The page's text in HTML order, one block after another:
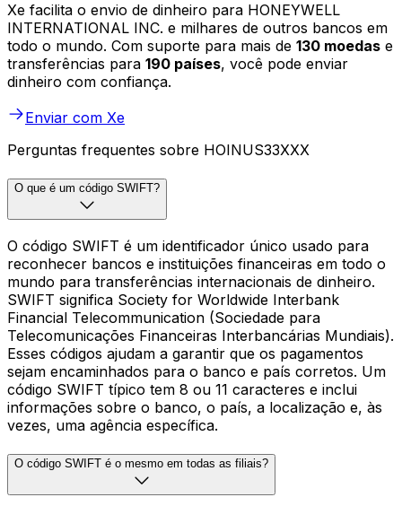
Xe facilita o envio de dinheiro para HONEYWELL
INTERNATIONAL INC. e milhares de outros bancos em
todo o mundo. Com suporte para mais de 130 moedas e
transferências para 190 países, você pode enviar
dinheiro com confiança.
Enviar com Xe
Perguntas frequentes sobre HOINUS33XXX
O que é um código SWIFT?
O código SWIFT é um identificador único usado para
reconhecer bancos e instituições financeiras em todo o
mundo para transferências internacionais de dinheiro.
SWIFT significa Society for Worldwide Interbank
Financial Telecommunication (Sociedade para
Telecomunicações Financeiras Interbancárias Mundiais).
Esses códigos ajudam a garantir que os pagamentos
sejam encaminhados para o banco e país corretos. Um
código SWIFT típico tem 8 ou 11 caracteres e inclui
informações sobre o banco, o país, a localização e, às
vezes, uma agência específica.
O código SWIFT é o mesmo em todas as filiais?